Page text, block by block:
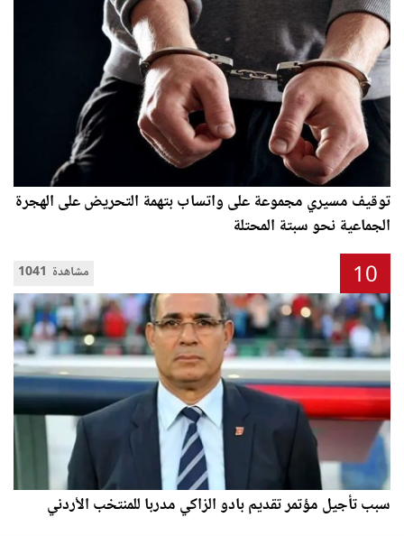
توقيف مسيري مجموعة على واتساب بتهمة التحريض على الهجرة
الجماعية نحو سبتة المحتلة
1041 مشاهدة 10
سبب تأجيل مؤتمر تقديم بادو الزاكي مدربا للمنتخب الأردني